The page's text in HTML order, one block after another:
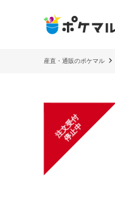
産直・通販のポケマル
注
文
受
付
停
止
中